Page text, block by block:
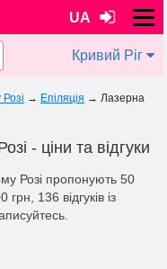
UA
Кривий Ріг
→ Епіляція → Лазерна
- ціни та відгуки
Розі пропонують 50
136 відгуків із